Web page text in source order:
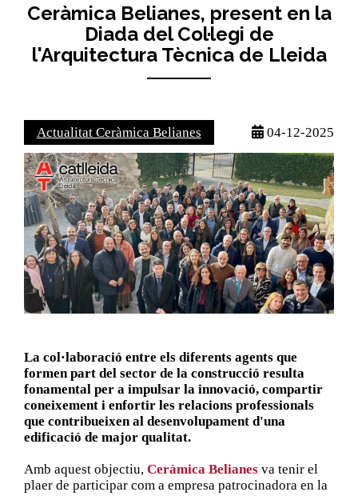
Ceràmica Belianes, present en la
Diada del Col·legi de
l'Arquitectura Tècnica de Lleida
Actualitat Ceràmica Belianes 04-12-2025
La col·laboració entre els diferents agents que
formen part del sector de la construcció resulta
fonamental per a impulsar la innovació, compartir
coneixement i enfortir les relacions professionals
que contribueixen al desenvolupament d'una
edificació de major qualitat.
Amb aquest objectiu, Ceràmica Belianes va tenir el
plaer de participar com a empresa patrocinadora en la